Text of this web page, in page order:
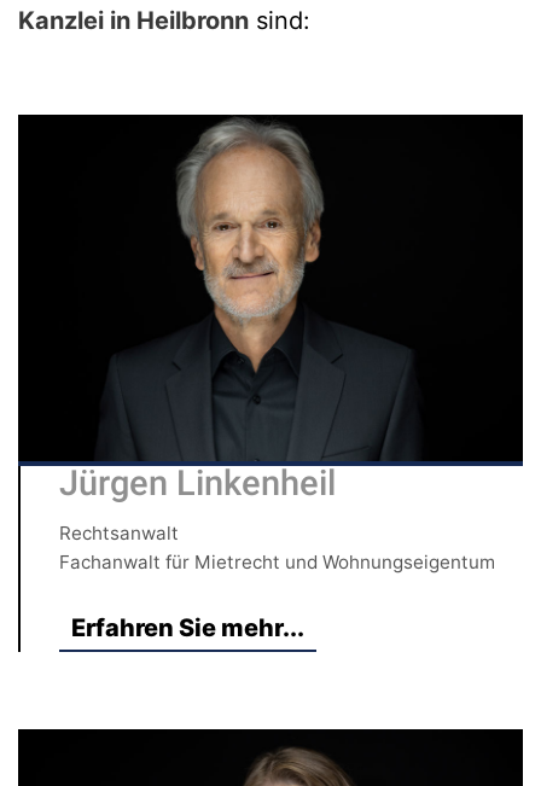
Kanzlei in Heilbronn sind:
Jürgen Linkenheil
Rechtsanwalt
Fachanwalt für Mietrecht und Wohnungseigentum
Erfahren Sie mehr...